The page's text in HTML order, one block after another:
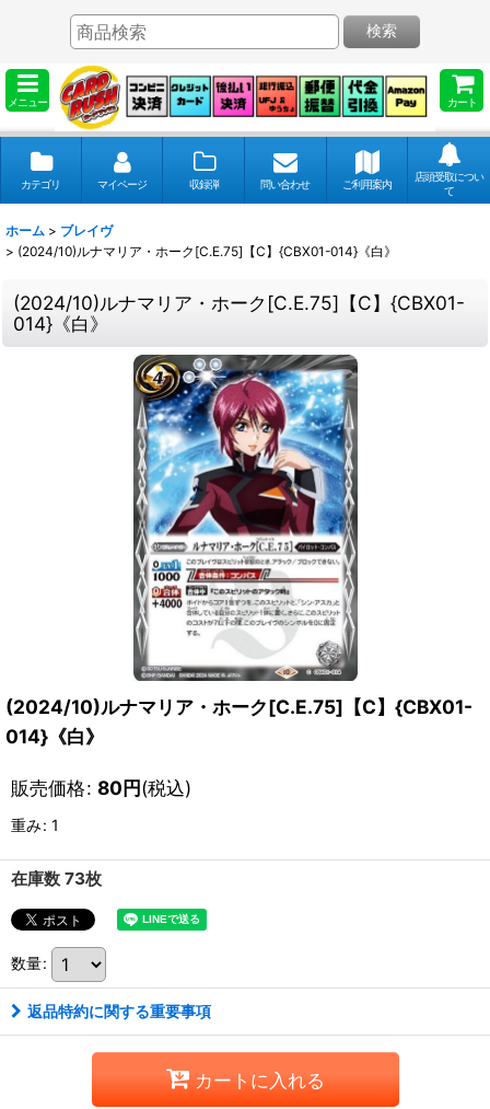
メニュー カート
検索
カテゴリ マイページ 収録弾 問い合わせ ご利用案内
店頭受取につい
て
ホーム > ブレイヴ
> (2024/10)ルナマリア・ホーク[C.E.75]【C】{CBX01-014}《白》
(2024/10)ルナマリア・ホーク[C.E.75]【C】{CBX01-
014}《白》
(2024/10)ルナマリア・ホーク[C.E.75]【C】{CBX01-
014}《白》
販売価格: 80円(税込)
重み: 1
在庫数 73枚
数量:
返品特約に関する重要事項
カートに入れる